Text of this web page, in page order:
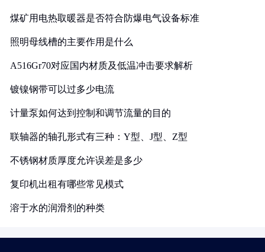
煤矿用电热取暖器是否符合防爆电气设备标准
照明母线槽的主要作用是什么
A516Gr70对应国内材质及低温冲击要求解析
镀镍钢带可以过多少电流
计量泵如何达到控制和调节流量的目的
联轴器的轴孔形式有三种：Y型、J型、Z型
不锈钢材质厚度允许误差是多少
复印机出租有哪些常见模式
溶于水的润滑剂的种类